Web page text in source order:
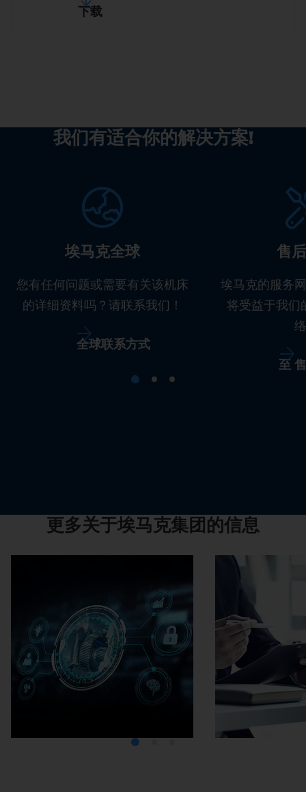
下载
我们有适合你的解决方案!
埃马克全球
您有任何问题或需要有关该机床
的详细资料吗？请联系我们！
全球联系方式
售
埃马克的服务
将受益于我们
至
更多关于埃马克集团的信息